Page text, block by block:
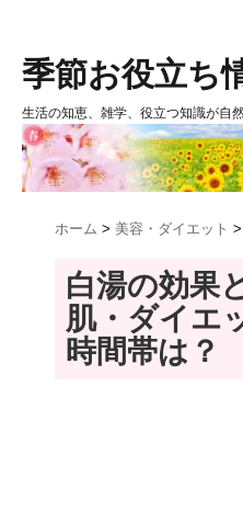
季節お役立ち
生活の知恵、雑学、役立つ知識が自
ホーム > 美容・ダイエット >
白湯の効果
肌・ダイエ
時間帯は？